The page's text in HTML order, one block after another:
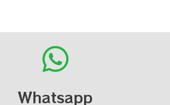
Whatsapp